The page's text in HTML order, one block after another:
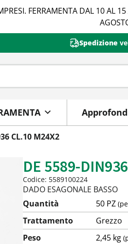
FERRAMENTA DAL 10 AL
Spedizione
CL.10 M24X2
DE 5589-
Codice: 5589100224
DADO ESAGONALE BASSO
Quantità
50 PZ
Trattamento
Grezzo
Peso
2,45 kg